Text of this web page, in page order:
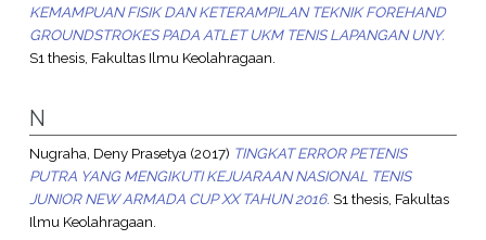
KEMAMPUAN FISIK DAN KETERAMPILAN TEKNIK FOREHAND
GROUNDSTROKES PADA ATLET UKM TENIS LAPANGAN UNY.
S1 thesis, Fakultas Ilmu Keolahragaan.
N
Nugraha, Deny Prasetya(2017) TINGKAT ERROR PETENIS
PUTRA YANG MENGIKUTI KEJUARAAN NASIONAL TENIS
JUNIOR NEW ARMADA CUP XX TAHUN 2016. S1 thesis, Fakultas
Ilmu Keolahragaan.